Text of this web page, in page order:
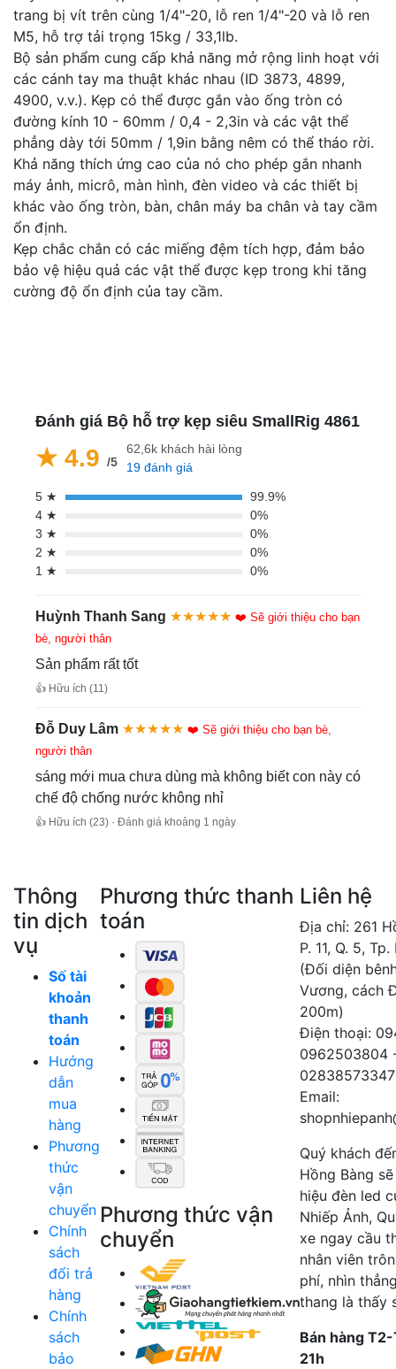
trang bị vít trên cùng 1/4"-20, lỗ ren 1/4"-20 và lỗ ren
M5, hỗ trợ tải trọng 15kg / 33,1lb.
Bộ sản phẩm cung cấp khả năng mở rộng linh hoạt với
các cánh tay ma thuật khác nhau (ID 3873, 4899,
4900, v.v.). Kẹp có thể được gắn vào ống tròn có
đường kính 10 - 60mm / 0,4 - 2,3in và các vật thể
phẳng dày tới 50mm / 1,9in bằng nêm có thể tháo rời.
Khả năng thích ứng cao của nó cho phép gắn nhanh
máy ảnh, micrô, màn hình, đèn video và các thiết bị
khác vào ống tròn, bàn, chân máy ba chân và tay cầm
ổn định.
Kẹp chắc chắn có các miếng đệm tích hợp, đảm bảo
bảo vệ hiệu quả các vật thể được kẹp trong khi tăng
cường độ ổn định của tay cầm.
Đánh giá Bộ hỗ trợ kẹp siêu SmallRig 4861
★ 4.9 /5
62,6k khách hài lòng
19 đánh giá
5 ★
99.9%
4 ★
0%
3 ★
0%
2 ★
0%
1 ★
0%
Huỳnh Thanh Sang ★★★★★ ❤️ Sẽ giới thiệu cho bạn
bè, người thân
Sản phẩm rất tốt
👍 Hữu ích (11)
Đỗ Duy Lâm ★★★★★ ❤️ Sẽ giới thiệu cho bạn bè,
người thân
sáng mới mua chưa dùng mà không biết con này có
chế độ chống nước không nhỉ
👍 Hữu ích (23) · Đánh giá khoảng 1 ngày
Thông
tin dịch
vụ
Số tài
khoản
thanh
toán
Hướng
dẫn
mua
hàng
Phương
thức
vận
chuyển
Chính
sách
đổi trả
hàng
Chính
sách
bảo
Phương thức thanh
toán
Phương thức vận
chuyển
Liên hệ
Địa chỉ: 261
P. 11, Q. 5,
(Đối diện
Vương, cách
200m)
Điện thoại:
0962503804
02838573347
Email:
Quý khách
Hồng Bàng
hiệu đèn led
Nhiếp Ảnh,
xe ngay cầu
nhân viên
phí, nhìn
thang là thấy
Bán hàng
21h